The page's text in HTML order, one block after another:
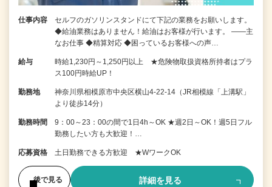
仕事内容
セルフのガソリンスタンドにて下記の業務をお願いします。
◆給油業務はありません！給油はお客様が行います。 ――主
なお仕事 ◆精算対応 ◆困っているお客様への声…
給与
時給1,230円～1,250円以上 ★危険物取扱資格所持者はプラ
ス100円時給UP！
勤務地
神奈川県相模原市中央区横山4-22-14（JR相模線「上溝駅」
より徒歩14分）
勤務時間
9：00～23：00の間で1日4h～OK ★週2日～OK！週5日フル
勤務したい方も大歓迎！…
応募資格 土日勤務できる方歓迎 ★WワークOK
後で見る 詳細を見る